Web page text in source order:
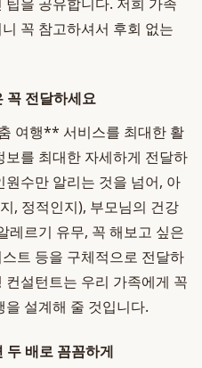
꼭 참고하셔서 후회 없는
꼭 전달하세요
여행** 서비스를 최대한 활
를 최대한 자세하게 전달하
수만 알리는 것을 넘어, 아
, 정적인지), 부모님의 건강
레르기 유무, 꼭 해보고 싶은
트 등을 구체적으로 전달하
설턴트는 우리 가족에게 꼭
설계해 줄 것입니다.
두 배로 꼼꼼하게